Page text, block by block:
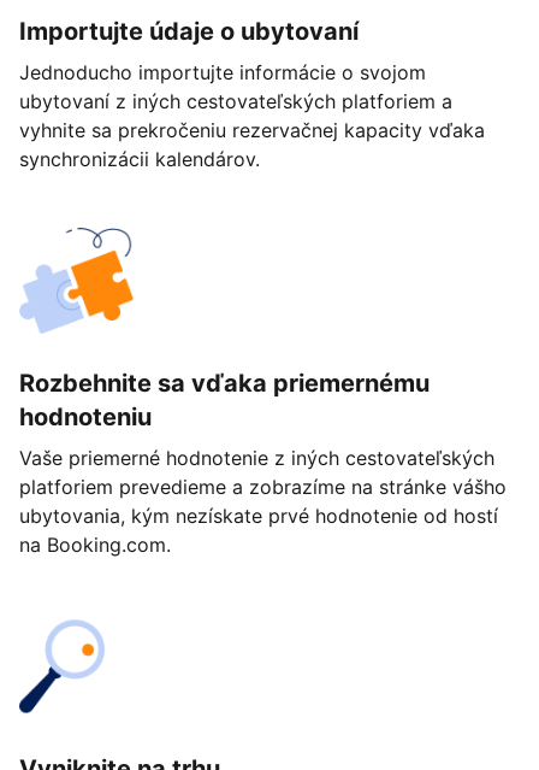
Importujte údaje o ubytovaní
Jednoducho importujte informácie o svojom
ubytovaní z iných cestovateľských platforiem a
vyhnite sa prekročeniu rezervačnej kapacity vďaka
synchronizácii kalendárov.
Rozbehnite sa vďaka priemernému
hodnoteniu
Vaše priemerné hodnotenie z iných cestovateľských
platforiem prevedieme a zobrazíme na stránke vášho
ubytovania, kým nezískate prvé hodnotenie od hostí
na Booking.com.